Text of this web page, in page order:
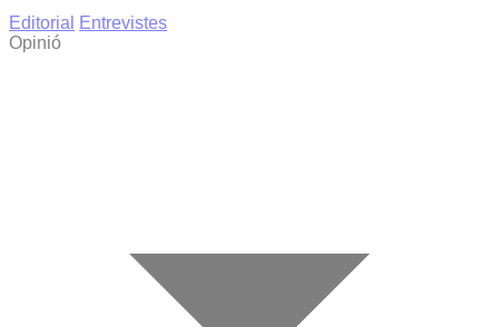
Editorial
Entrevistes
Opinió